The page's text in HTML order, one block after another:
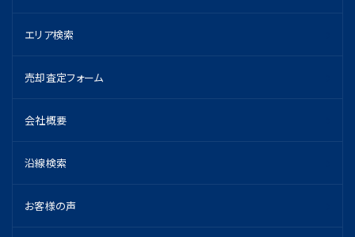
エリア検索
売却査定フォーム
会社概要
沿線検索
お客様の声